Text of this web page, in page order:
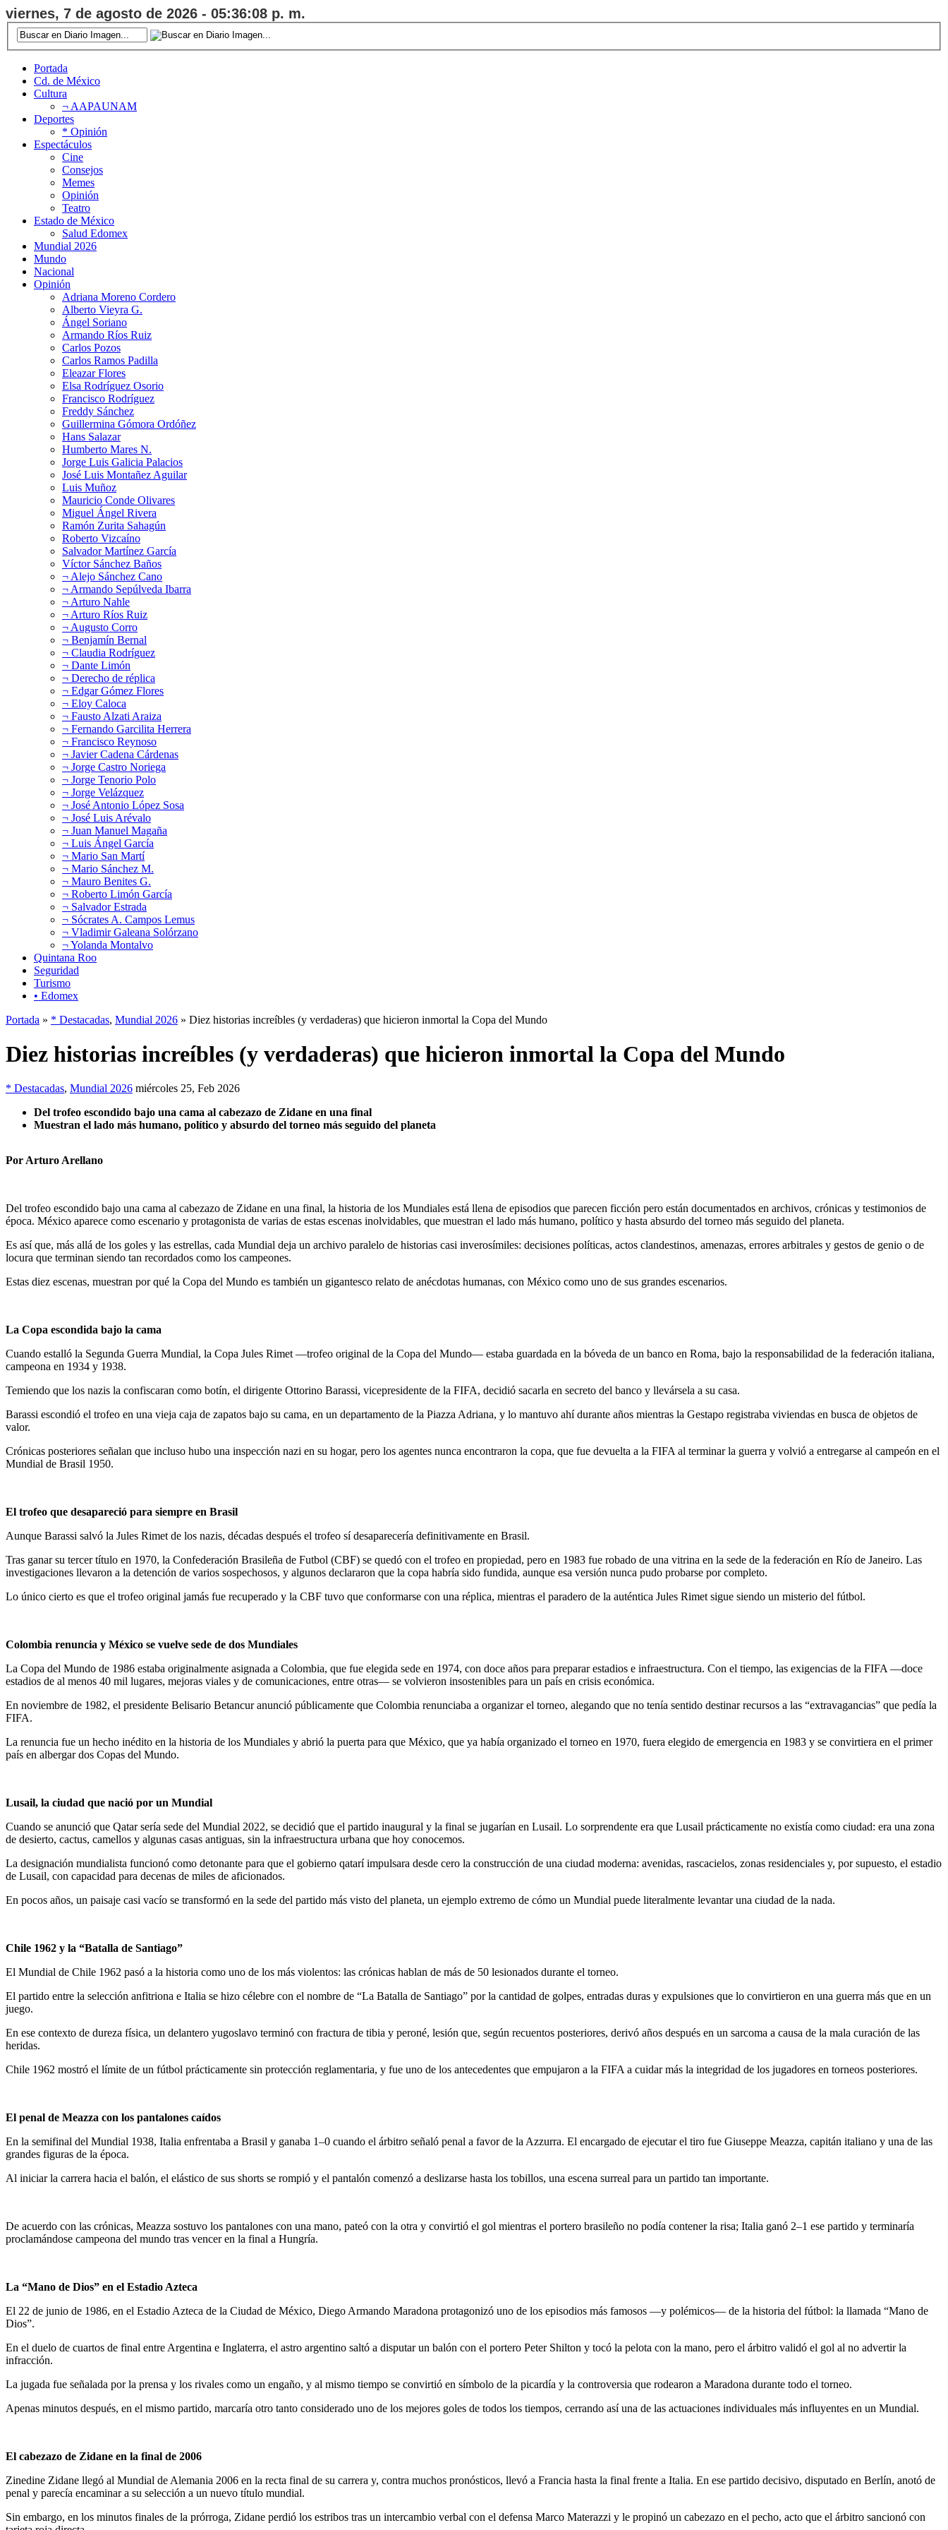
viernes, 7 de agosto de 2026 - 05:36:09 p. m.
Portada
Cd. de México
Cultura
¬ AAPAUNAM
Deportes
* Opinión
Espectáculos
Cine
Consejos
Memes
Opinión
Teatro
Estado de México
Salud Edomex
Mundial 2026
Mundo
Nacional
Opinión
Adriana Moreno Cordero
Alberto Vieyra G.
Ángel Soriano
Armando Ríos Ruiz
Carlos Pozos
Carlos Ramos Padilla
Eleazar Flores
Elsa Rodríguez Osorio
Francisco Rodríguez
Freddy Sánchez
Guillermina Gómora Ordóñez
Hans Salazar
Humberto Mares N.
Jorge Luis Galicia Palacios
José Luis Montañez Aguilar
Luis Muñoz
Mauricio Conde Olivares
Miguel Ángel Rivera
Ramón Zurita Sahagún
Roberto Vizcaíno
Salvador Martínez García
Víctor Sánchez Baños
¬ Alejo Sánchez Cano
¬ Armando Sepúlveda Ibarra
¬ Arturo Nahle
¬ Arturo Ríos Ruiz
¬ Augusto Corro
¬ Benjamín Bernal
¬ Claudia Rodríguez
¬ Dante Limón
¬ Derecho de réplica
¬ Edgar Gómez Flores
¬ Eloy Caloca
¬ Fausto Alzati Araiza
¬ Fernando Garcilita Herrera
¬ Francisco Reynoso
¬ Javier Cadena Cárdenas
¬ Jorge Castro Noriega
¬ Jorge Tenorio Polo
¬ Jorge Velázquez
¬ José Antonio López Sosa
¬ José Luis Arévalo
¬ Juan Manuel Magaña
¬ Luis Ángel García
¬ Mario San Martí
¬ Mario Sánchez M.
¬ Mauro Benites G.
¬ Roberto Limón García
¬ Salvador Estrada
¬ Sócrates A. Campos Lemus
¬ Vladimir Galeana Solórzano
¬ Yolanda Montalvo
Quintana Roo
Seguridad
Turismo
• Edomex
Portada » * Destacadas, Mundial 2026 » Diez historias increíbles (y verdaderas) que hicieron inmortal la Copa del Mundo
Diez historias increíbles (y verdaderas) que hicieron inmortal la Copa del Mundo
* Destacadas, Mundial 2026 miércoles 25, Feb 2026
Del trofeo escondido bajo una cama al cabezazo de Zidane en una final
Muestran el lado más humano, político y absurdo del torneo más seguido del planeta
Por Arturo Arellano
Del trofeo escondido bajo una cama al cabezazo de Zidane en una final, la historia de los Mundiales está llena de episodios que parecen ficción pero están documentados en archivos, crónicas y testimonios de
época. México aparece como escenario y protagonista de varias de estas escenas inolvidables, que muestran el lado más humano, político y hasta absurdo del torneo más seguido del planeta.
Es así que, más allá de los goles y las estrellas, cada Mundial deja un archivo paralelo de historias casi inverosímiles: decisiones políticas, actos clandestinos, amenazas, errores arbitrales y gestos de genio o de
locura que terminan siendo tan recordados como los campeones.
Estas diez escenas, muestran por qué la Copa del Mundo es también un gigantesco relato de anécdotas humanas, con México como uno de sus grandes escenarios.
La Copa escondida bajo la cama
Cuando estalló la Segunda Guerra Mundial, la Copa Jules Rimet —trofeo original de la Copa del Mundo— estaba guardada en la bóveda de un banco en Roma, bajo la responsabilidad de la federación italiana,
campeona en 1934 y 1938.
Temiendo que los nazis la confiscaran como botín, el dirigente Ottorino Barassi, vicepresidente de la FIFA, decidió sacarla en secreto del banco y llevársela a su casa.
Barassi escondió el trofeo en una vieja caja de zapatos bajo su cama, en un departamento de la Piazza Adriana, y lo mantuvo ahí durante años mientras la Gestapo registraba viviendas en busca de objetos de
valor.
Crónicas posteriores señalan que incluso hubo una inspección nazi en su hogar, pero los agentes nunca encontraron la copa, que fue devuelta a la FIFA al terminar la guerra y volvió a entregarse al campeón en el
Mundial de Brasil 1950.
El trofeo que desapareció para siempre en Brasil
Aunque Barassi salvó la Jules Rimet de los nazis, décadas después el trofeo sí desaparecería definitivamente en Brasil.
​Tras ganar su tercer título en 1970, la Confederación Brasileña de Futbol (CBF) se quedó con el trofeo en propiedad, pero en 1983 fue robado de una vitrina en la sede de la federación en Río de Janeiro. Las
investigaciones llevaron a la detención de varios sospechosos, y algunos declararon que la copa habría sido fundida, aunque esa versión nunca pudo probarse por completo.
​Lo único cierto es que el trofeo original jamás fue recuperado y la CBF tuvo que conformarse con una réplica, mientras el paradero de la auténtica Jules Rimet sigue siendo un misterio del fútbol.
Colombia renuncia y México se vuelve sede de dos Mundiales
La Copa del Mundo de 1986 estaba originalmente asignada a Colombia, que fue elegida sede en 1974, con doce años para preparar estadios e infraestructura. Con el tiempo, las exigencias de la FIFA —doce
estadios de al menos 40 mil lugares, mejoras viales y de comunicaciones, entre otras— se volvieron insostenibles para un país en crisis económica.
En noviembre de 1982, el presidente Belisario Betancur anunció públicamente que Colombia renunciaba a organizar el torneo, alegando que no tenía sentido destinar recursos a las “extravagancias” que pedía la
FIFA.
La renuncia fue un hecho inédito en la historia de los Mundiales y abrió la puerta para que México, que ya había organizado el torneo en 1970, fuera elegido de emergencia en 1983 y se convirtiera en el primer
país en albergar dos Copas del Mundo.
Lusail, la ciudad que nació por un Mundial
Cuando se anunció que Qatar sería sede del Mundial 2022, se decidió que el partido inaugural y la final se jugarían en Lusail. Lo sorprendente era que Lusail prácticamente no existía como ciudad: era una zona
de desierto, cactus, camellos y algunas casas antiguas, sin la infraestructura urbana que hoy conocemos.
​La designación mundialista funcionó como detonante para que el gobierno qatarí impulsara desde cero la construcción de una ciudad moderna: avenidas, rascacielos, zonas residenciales y, por supuesto, el estadio
de Lusail, con capacidad para decenas de miles de aficionados.
​En pocos años, un paisaje casi vacío se transformó en la sede del partido más visto del planeta, un ejemplo extremo de cómo un Mundial puede literalmente levantar una ciudad de la nada.
Chile 1962 y la “Batalla de Santiago”
El Mundial de Chile 1962 pasó a la historia como uno de los más violentos: las crónicas hablan de más de 50 lesionados durante el torneo.
​El partido entre la selección anfitriona e Italia se hizo célebre con el nombre de “La Batalla de Santiago” por la cantidad de golpes, entradas duras y expulsiones que lo convirtieron en una guerra más que en un
juego.
​En ese contexto de dureza física, un delantero yugoslavo terminó con fractura de tibia y peroné, lesión que, según recuentos posteriores, derivó años después en un sarcoma a causa de la mala curación de las
heridas.
​Chile 1962 mostró el límite de un fútbol prácticamente sin protección reglamentaria, y fue uno de los antecedentes que empujaron a la FIFA a cuidar más la integridad de los jugadores en torneos posteriores.
El penal de Meazza con los pantalones caídos
En la semifinal del Mundial 1938, Italia enfrentaba a Brasil y ganaba 1–0 cuando el árbitro señaló penal a favor de la Azzurra. El encargado de ejecutar el tiro fue Giuseppe Meazza, capitán italiano y una de las
grandes figuras de la época.
​Al iniciar la carrera hacia el balón, el elástico de sus shorts se rompió y el pantalón comenzó a deslizarse hasta los tobillos, una escena surreal para un partido tan importante.
De acuerdo con las crónicas, Meazza sostuvo los pantalones con una mano, pateó con la otra y convirtió el gol mientras el portero brasileño no podía contener la risa; Italia ganó 2–1 ese partido y terminaría
proclamándose campeona del mundo tras vencer en la final a Hungría.
La “Mano de Dios” en el Estadio Azteca
El 22 de junio de 1986, en el Estadio Azteca de la Ciudad de México, Diego Armando Maradona protagonizó uno de los episodios más famosos —y polémicos— de la historia del fútbol: la llamada “Mano de
Dios”.
En el duelo de cuartos de final entre Argentina e Inglaterra, el astro argentino saltó a disputar un balón con el portero Peter Shilton y tocó la pelota con la mano, pero el árbitro validó el gol al no advertir la
infracción.
La jugada fue señalada por la prensa y los rivales como un engaño, y al mismo tiempo se convirtió en símbolo de la picardía y la controversia que rodearon a Maradona durante todo el torneo.
Apenas minutos después, en el mismo partido, marcaría otro tanto considerado uno de los mejores goles de todos los tiempos, cerrando así una de las actuaciones individuales más influyentes en un Mundial.
El cabezazo de Zidane en la final de 2006
Zinedine Zidane llegó al Mundial de Alemania 2006 en la recta final de su carrera y, contra muchos pronósticos, llevó a Francia hasta la final frente a Italia. En ese partido decisivo, disputado en Berlín, anotó de
penal y parecía encaminar a su selección a un nuevo título mundial.
​Sin embargo, en los minutos finales de la prórroga, Zidane perdió los estribos tras un intercambio verbal con el defensa Marco Materazzi y le propinó un cabezazo en el pecho, acto que el árbitro sancionó con